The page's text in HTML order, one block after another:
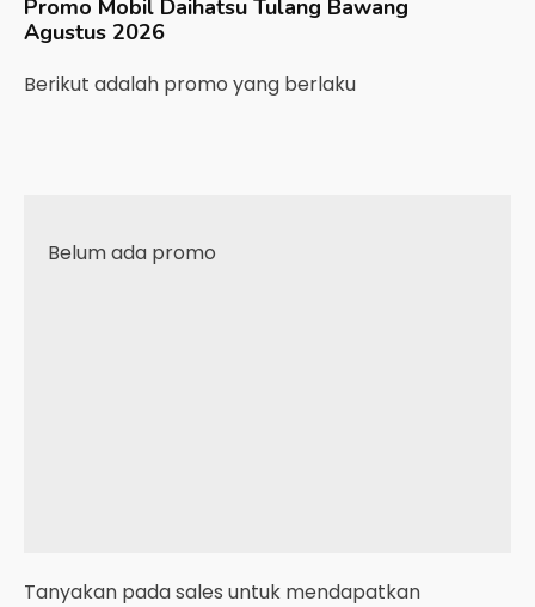
Promo Mobil Daihatsu Tulang Bawang
Agustus 2026
Berikut adalah promo yang berlaku
Belum ada promo
Tanyakan pada sales untuk mendapatkan